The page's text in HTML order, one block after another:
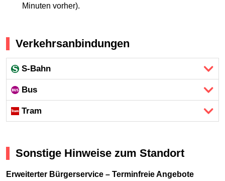
Minuten vorher).
Verkehrsanbindungen
S-Bahn
Bus
Tram
Sonstige Hinweise zum Standort
Erweiterter Bürgerservice – Terminfreie Angebote